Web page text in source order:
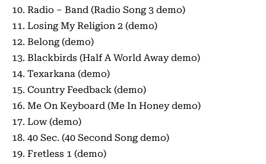
10. Radio – Band (Radio Song 3 demo)
11. Losing My Religion 2 (demo)
12. Belong (demo)
13. Blackbirds (Half A World Away demo)
14. Texarkana (demo)
15. Country Feedback (demo)
16. Me On Keyboard (Me In Honey demo)
17. Low (demo)
18. 40 Sec. (40 Second Song demo)
19. Fretless 1 (demo)